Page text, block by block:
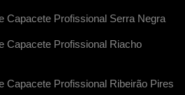
Capacete Profissional Serra Negra
Capacete Profissional Riacho
Capacete Profissional Ribeirão Pires